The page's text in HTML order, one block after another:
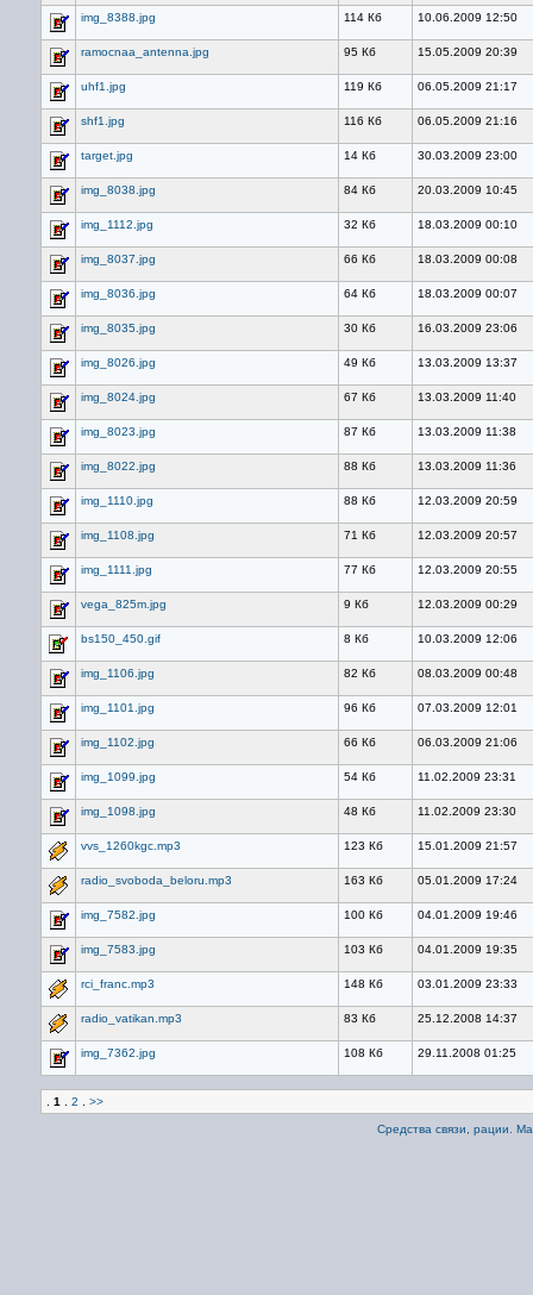
img_8388.jpg 114 Кб 10.06.2009 12:50
ramocnaa_antenna.jpg 95 Кб 15.05.2009 20:39
uhf1.jpg 119 Кб 06.05.2009 21:17
shf1.jpg 116 Кб 06.05.2009 21:16
target.jpg 14 Кб 30.03.2009 23:00
img_8038.jpg 84 Кб 20.03.2009 10:45
img_1112.jpg 32 Кб 18.03.2009 00:10
img_8037.jpg 66 Кб 18.03.2009 00:08
img_8036.jpg 64 Кб 18.03.2009 00:07
img_8035.jpg 30 Кб 16.03.2009 23:06
img_8026.jpg 49 Кб 13.03.2009 13:37
img_8024.jpg 67 Кб 13.03.2009 11:40
img_8023.jpg 87 Кб 13.03.2009 11:38
img_8022.jpg 88 Кб 13.03.2009 11:36
img_1110.jpg 88 Кб 12.03.2009 20:59
img_1108.jpg 71 Кб 12.03.2009 20:57
img_1111.jpg 77 Кб 12.03.2009 20:55
vega_825m.jpg 9 Кб 12.03.2009 00:29
bs150_450.gif 8 Кб 10.03.2009 12:06
img_1106.jpg 82 Кб 08.03.2009 00:48
img_1101.jpg 96 Кб 07.03.2009 12:01
img_1102.jpg 66 Кб 06.03.2009 21:06
img_1099.jpg 54 Кб 11.02.2009 23:31
img_1098.jpg 48 Кб 11.02.2009 23:30
vvs_1260kgc.mp3 123 Кб 15.01.2009 21:57
radio_svoboda_beloru.mp3 163 Кб 05.01.2009 17:24
img_7582.jpg 100 Кб 04.01.2009 19:46
img_7583.jpg 103 Кб 04.01.2009 19:35
rci_franc.mp3 148 Кб 03.01.2009 23:33
radio_vatikan.mp3 83 Кб 25.12.2008 14:37
img_7362.jpg 108 Кб 29.11.2008 01:25
1 2 >>
Средства связи, рации.